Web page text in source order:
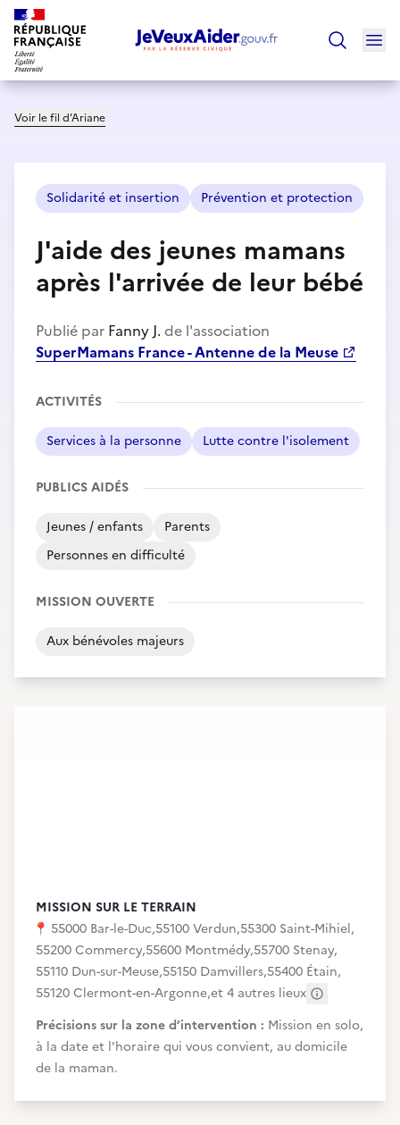
Voir le fil d’Ariane
Solidarité et insertion Prévention et protection
J'aide des jeunes mamans
après l'arrivée de leur bébé
Publié par Fanny J. de l'association
SuperMamans France - Antenne de la Meuse
ACTIVITÉS
Services à la personne Lutte contre l'isolement
PUBLICS AIDÉS
Jeunes / enfants
Parents
Personnes en difficulté
MISSION OUVERTE
Aux bénévoles majeurs
MISSION SUR LE TERRAIN
📍 55000 Bar-le-Duc,55100 Verdun,55300 Saint-Mihiel,
55200 Commercy,55600 Montmédy,55700 Stenay,
55110 Dun-sur-Meuse,55150 Damvillers,55400 Étain,
55120 Clermont-en-Argonne,et 4 autres lieux
Précisions sur la zone d’intervention : Mission en solo,
à la date et l'horaire qui vous convient, au domicile
de la maman.